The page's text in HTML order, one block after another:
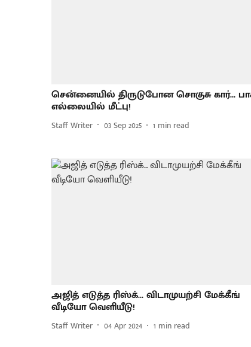
சென்னையில் திருடுபோன சொகுசு கார்...
எல்லையில் மீட்பு!
Staff Writer 03 Sep 2025 1 min read
அஜித் எடுத்த ரிஸ்க்... விடாமுயற்சி மேக்கீங்
வீடியோ வெளியீடு!
Staff Writer 04 Apr 2024 1 min read